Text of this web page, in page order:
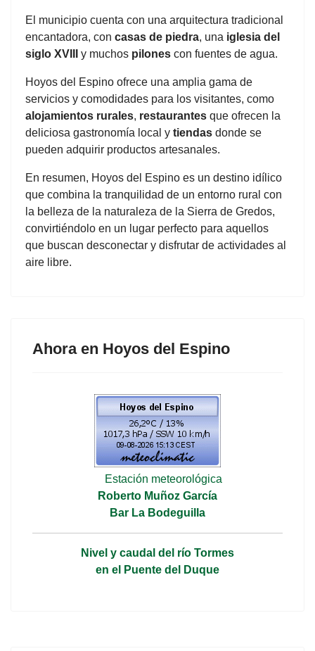
El municipio cuenta con una arquitectura tradicional
encantadora, con casas de piedra, una iglesia del
siglo XVIII
y muchos pilones con fuentes de agua.
Hoyos del Espino ofrece una amplia gama de
servicios y comodidades para los visitantes, como
alojamientos rurales, restaurantes que ofrecen la
deliciosa gastronomía local y tiendas donde se
pueden adquirir productos artesanales.
En resumen, Hoyos del Espino es un destino idílico
que combina la tranquilidad de un entorno rural con
la belleza de la naturaleza de la Sierra de Gredos,
convirtiéndolo en un lugar perfecto para aquellos
que buscan desconectar y disfrutar de actividades al
aire libre.
Ahora en Hoyos del Espino
Estación meteorológica
Roberto Muñoz García
Bar La Bodeguilla
Nivel y caudal del río Tormes
en el Puente del Duque